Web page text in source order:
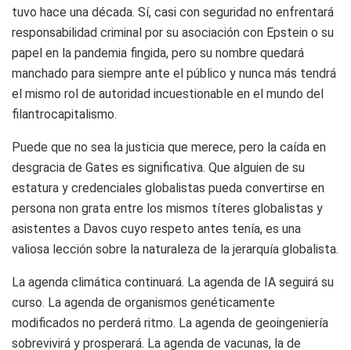
tuvo hace una década. Sí, casi con seguridad no enfrentará
responsabilidad criminal por su asociación con Epstein o su
papel en la pandemia fingida, pero su nombre quedará
manchado para siempre ante el público y nunca más tendrá
el mismo rol de autoridad incuestionable en el mundo del
filantrocapitalismo.
Puede que no sea la justicia que merece, pero la caída en
desgracia de Gates es significativa. Que alguien de su
estatura y credenciales globalistas pueda convertirse en
persona non grata entre los mismos títeres globalistas y
asistentes a Davos cuyo respeto antes tenía, es una
valiosa lección sobre la naturaleza de la jerarquía globalista.
La agenda climática continuará. La agenda de IA seguirá su
curso. La agenda de organismos genéticamente
modificados no perderá ritmo. La agenda de geoingeniería
sobrevivirá y prosperará. La agenda de vacunas, la de